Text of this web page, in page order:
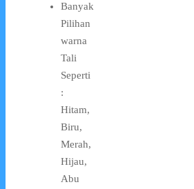
Banyak
Pilihan
warna
Tali
Seperti
:
Hitam,
Biru,
Merah,
Hijau,
Abu